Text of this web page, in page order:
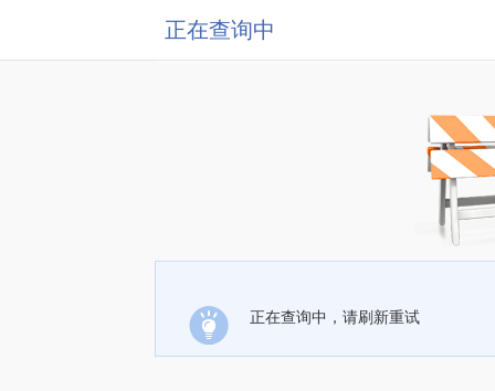
正在查询中
正在查询中，请刷新重试